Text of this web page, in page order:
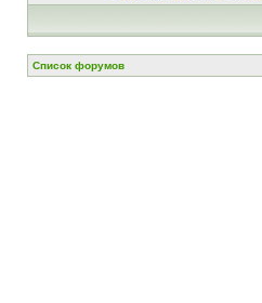
Список форумов